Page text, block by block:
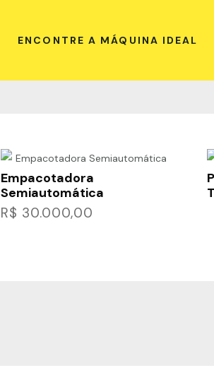
ENCONTRE A MÁQUINA IDEAL
Empacotadora
Semiautomática
R$ 30.000,00